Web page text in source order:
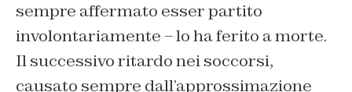
sempre affermato esser partito
involontariamente – lo ha ferito a morte.
Il successivo ritardo nei soccorsi,
causato sempre dall’approssimazione